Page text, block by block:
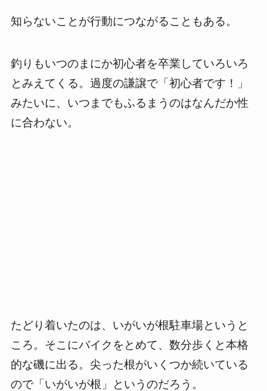
知らないことが行動につながることもある。
釣りもいつのまにか初心者を卒業していろいろ
とみえてくる。過度の謙譲で「初心者です！」
みたいに、いつまでもふるまうのはなんだか性
に合わない。
たどり着いたのは、いがいが根駐車場というと
ころ。そこにバイクをとめて、数分歩くと本格
的な磯に出る。尖った根がいくつか続いている
ので「いがいが根」というのだろう。